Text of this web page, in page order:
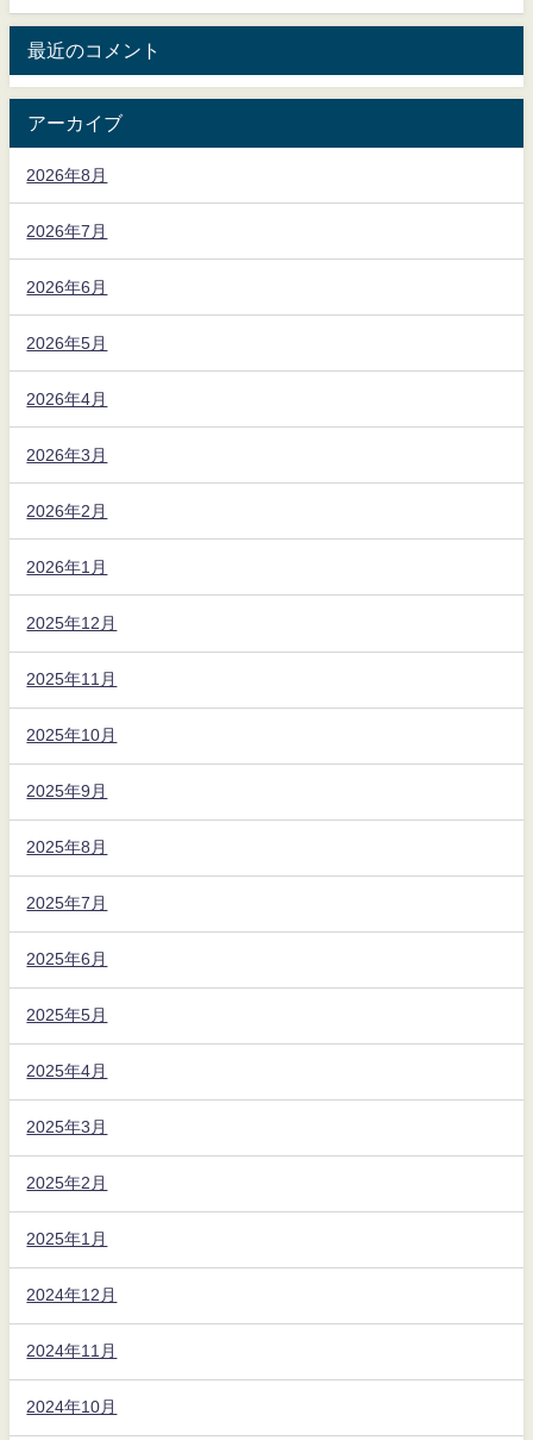
最近のコメント
アーカイブ
2026年8月
2026年7月
2026年6月
2026年5月
2026年4月
2026年3月
2026年2月
2026年1月
2025年12月
2025年11月
2025年10月
2025年9月
2025年8月
2025年7月
2025年6月
2025年5月
2025年4月
2025年3月
2025年2月
2025年1月
2024年12月
2024年11月
2024年10月